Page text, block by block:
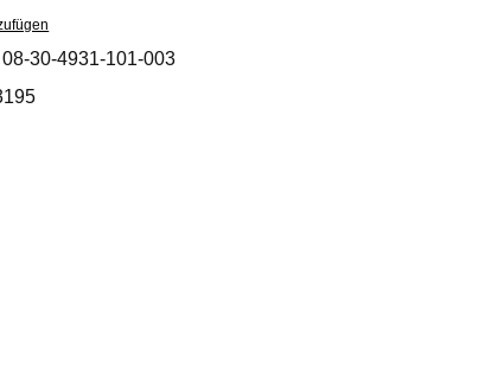
08-30-4931-101-003